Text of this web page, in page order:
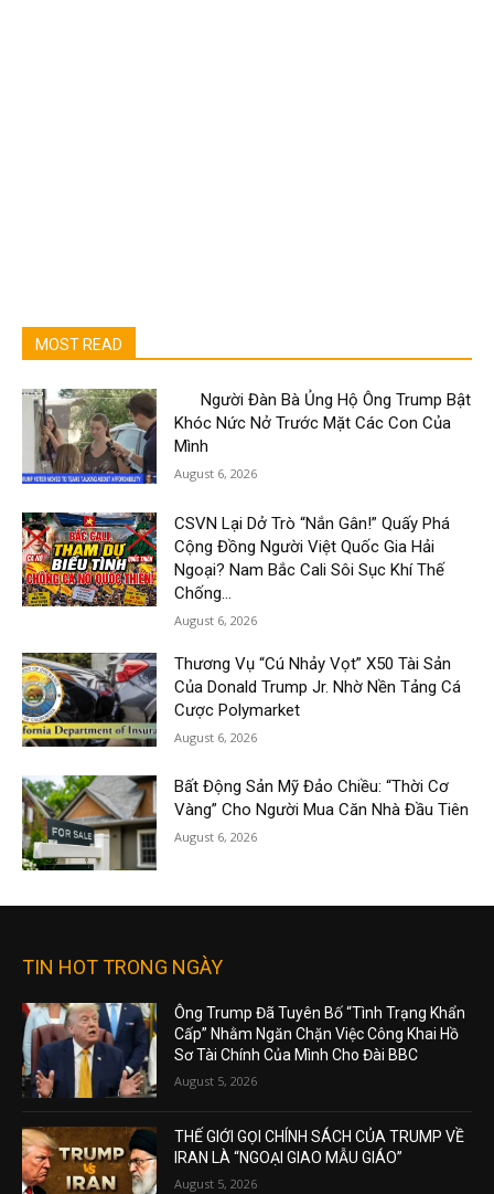
MOST READ
Người Đàn Bà Ủng Hộ Ông Trump Bật
Khóc Nức Nở Trước Mặt Các Con Của
Mình
August 6, 2026
CSVN Lại Dở Trò “Nắn Gân!” Quấy Phá
Cộng Đồng Người Việt Quốc Gia Hải
Ngoại? Nam Bắc Cali Sôi Sục Khí Thế
Chống...
August 6, 2026
Thương Vụ “Cú Nhảy Vọt” X50 Tài Sản
Của Donald Trump Jr. Nhờ Nền Tảng Cá
Cược Polymarket
August 6, 2026
Bất Động Sản Mỹ Đảo Chiều: “Thời Cơ
Vàng” Cho Người Mua Căn Nhà Đầu Tiên
August 6, 2026
TIN HOT TRONG NGÀY
Ông Trump Đã Tuyên Bố “Tình Trạng Khẩn
Cấp” Nhằm Ngăn Chặn Việc Công Khai Hồ
Sơ Tài Chính Của Mình Cho Đài BBC
August 5, 2026
THẾ GIỚI GỌI CHÍNH SÁCH CỦA TRUMP VỀ
IRAN LÀ “NGOẠI GIAO MẪU GIÁO”
August 5, 2026